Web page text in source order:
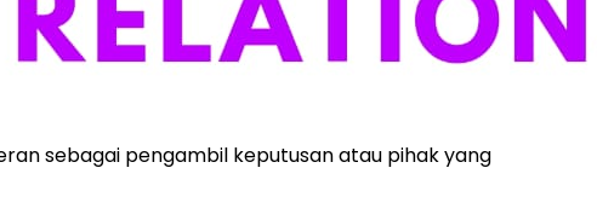
sebagai pengambil keputusan atau pihak yang